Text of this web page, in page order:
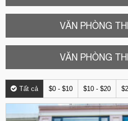
VĂN PHÒNG
VĂN PHÒNG
Tất cả $0 - $10 $10 - $20